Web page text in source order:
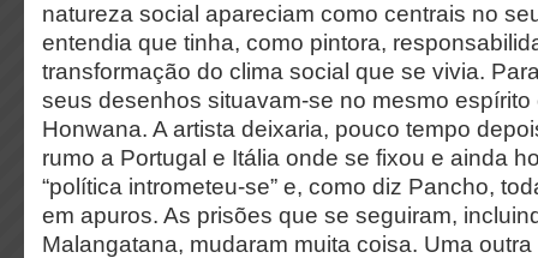
natureza social apareciam como centrais no
entendia que tinha, como pintora,
transformação do clima social que se vivia.
seus desenhos situavam-se no mesmo
Honwana. A artista deixaria, pouco tempo
rumo a Portugal e Itália onde se fixou e ainda
“política intrometeu-se” e, como diz Pancho,
em apuros. As prisões que se seguiram,
Malangatana, mudaram muita coisa. Uma